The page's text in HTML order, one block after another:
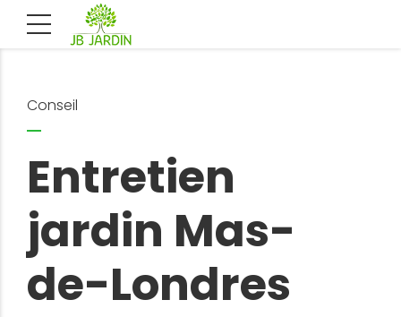
Conseil
Entretien
jardin Mas-
de-Londres